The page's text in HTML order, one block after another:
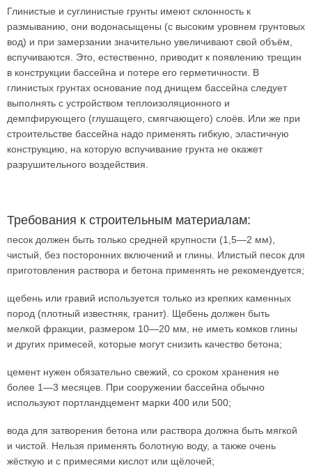
Глинистые и суглинистые грунты имеют склонность к
размыванию, они водонасыщены (с высоким уровнем грунтовых
вод) и при замерзании значительно увеличивают свой объём,
вспучиваются. Это, естественно, приводит к появлению трещин
в конструкции бассейна и потере его герметичности. В
глинистых грунтах основание под днищем бассейна следует
выполнять с устройством теплоизоляционного и
демпфирующего (глушащего, смягчающего) слоёв. Или же при
строительстве бассейна надо применять гибкую, эластичную
конструкцию, на которую вспучивание грунта не окажет
разрушительного воздействия.
Требования к строительным материалам:
песок должен быть только средней крупности (1,5—2 мм),
чистый, без посторонних включений и глины. Илистый песок для
приготовления раствора и бетона применять не рекомендуется;
щебень или гравий используется только из крепких каменных
пород (плотный известняк, гранит). Щебень должен быть
мелкой фракции, размером 10—20 мм, не иметь комков глины
и других примесей, которые могут снизить качество бетона;
цемент нужен обязательно свежий, со сроком хранения не
более 1—3 месяцев. При сооружении бассейна обычно
используют портландцемент марки 400 или 500;
вода для затворения бетона или раствора должна быть мягкой
и чистой. Нельзя применять болотную воду, а также очень
жёсткую и с примесями кислот или щёлочей;